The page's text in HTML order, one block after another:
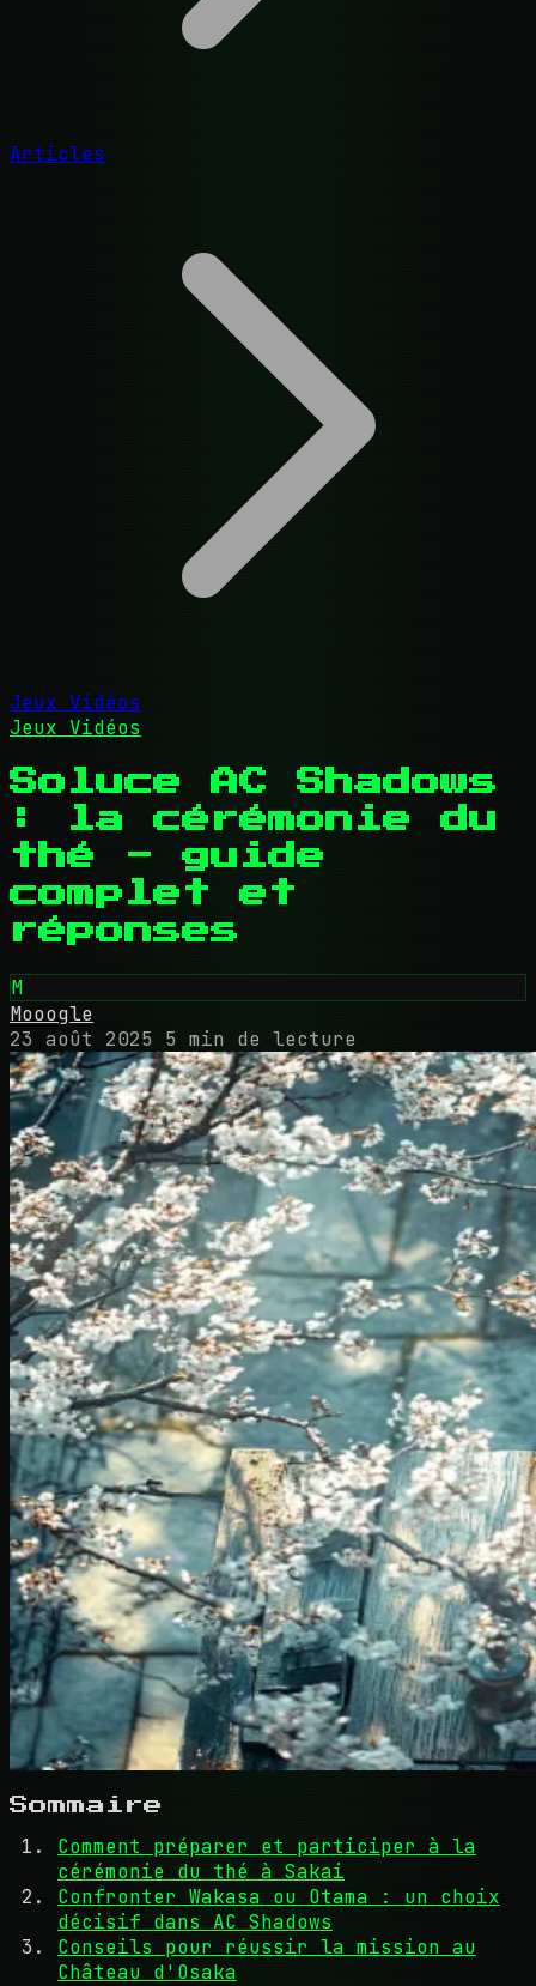
Articles
Jeux Vidéos
Jeux Vidéos
Soluce AC Shadows
: la cérémonie du
thé - guide
complet et
réponses
M
Mooogle
23 août 2025
5 min de lecture
Sommaire
Comment préparer et participer à la
cérémonie du thé à Sakai
Confronter Wakasa ou Otama : un choix
décisif dans AC Shadows
Conseils pour réussir la mission au
Château d'Osaka